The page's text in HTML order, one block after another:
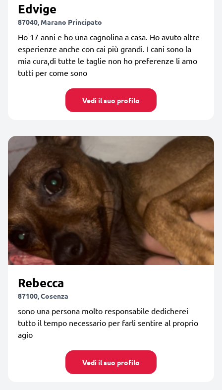
Edvige
87040, Marano Principato
Ho 17 anni e ho una cagnolina a casa. Ho avuto altre
esperienze anche con cai più grandi. I cani sono la
mia cura,di tutte le taglie non ho preferenze li amo
tutti per come sono
Vedi il suo profilo
Rebecca
87100, Cosenza
sono una persona molto responsabile dedicherei
tutto il tempo necessario per farli sentire al proprio
agio
Vedi il suo profilo